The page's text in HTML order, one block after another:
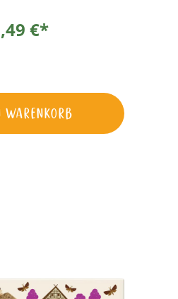
Knackig, fruchtig,
€*
Warenkorb